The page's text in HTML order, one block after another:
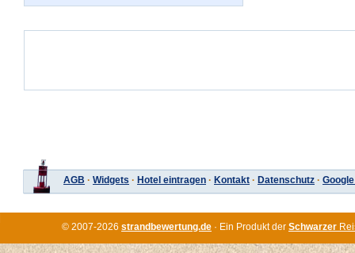
AGB · Widgets · Hotel eintragen · Kontakt · Datenschutz ·
© 2007-2026 strandbewertung.de · Ein Produkt der Schwarzer